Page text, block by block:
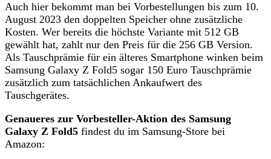
Auch hier bekommt man bei Vorbestellungen bis zum 10.
August 2023 den doppelten Speicher ohne zusätzliche
Kosten. Wer bereits die höchste Variante mit 512 GB
gewählt hat, zahlt nur den Preis für die 256 GB Version.
Als Tauschprämie für ein älteres Smartphone winken beim
Samsung Galaxy Z Fold5 sogar 150 Euro Tauschprämie
zusätzlich zum tatsächlichen Ankaufwert des
Tauschgerätes.
Genaueres zur Vorbesteller-Aktion des Samsung
Galaxy Z Fold5 findest du im Samsung-Store bei
Amazon: